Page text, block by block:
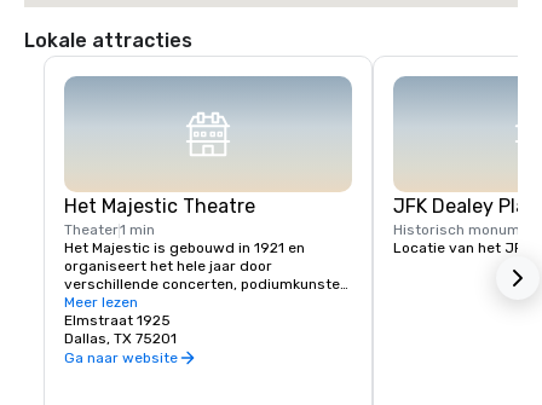
Lokale attracties
Het Majestic Theatre
Theater1 min
Het Majestic is gebouwd in 1921 en
organiseert het hele jaar door
verschillende concerten, podiumkunsten,
comedy- en bedrijfsevenementen,
gepresenteerd door nationale en lokale
artiesten.
Meer lezen
Elmstraat 1925
Dallas, TX 75201
Ga naar website
JFK Dealey
Historisch monument
Locatie van het JFK